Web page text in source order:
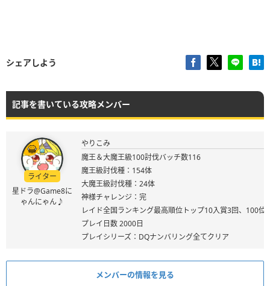
シェアしよう
記事を書いている攻略メンバー
ライター
星ドラ@Game8に
ゃんにゃん♪
やりこみ
魔王＆大魔王級100討伐バッチ数116
魔王級討伐種：154体
大魔王級討伐種：24体
神様チャレンジ：完
レイド全国ランキング最高順位トップ10入賞3回、100位
プレイ日数 2000日
プレイシリーズ：DQナンバリング全てクリア
メンバーの情報を見る